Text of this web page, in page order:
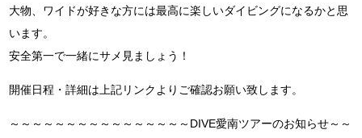
大物、ワイドが好きな方には最高に楽しいダイビングになるかと思
います。
安全第一で一緒にサメ見ましょう！
開催日程・詳細は上記リンクよりご確認お願い致します。
～～～～～～～～～～～～～～～～DIVE愛南ツアーのお知らせ～～